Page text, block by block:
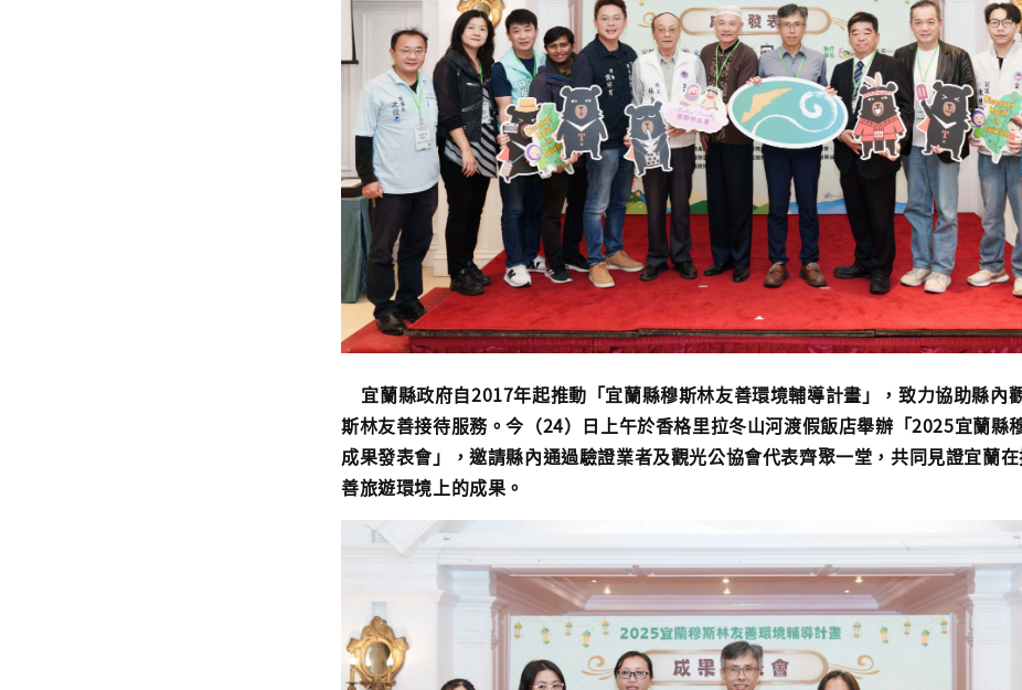
宜蘭縣政府自2017年起推動「宜蘭縣穆斯林友善環境輔導計畫」，致力協助縣內
斯林友善接待服務。今（24）日上午於香格里拉冬山河渡假飯店舉辦「2025宜蘭縣
成果發表會」，邀請縣內通過驗證業者及觀光公協會代表齊聚一堂，共同見證宜蘭
善旅遊環境上的成果。